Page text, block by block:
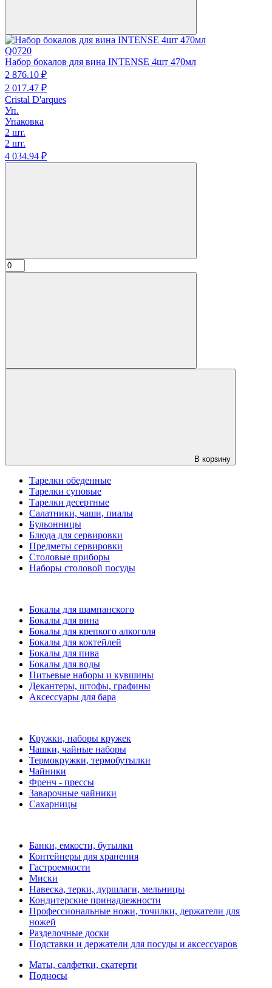
Q0720
Набор бокалов для вина INTENSE 4шт 470мл
2 876.10 ₽
2 017.47 ₽
Cristal D'arques
Уп.
Упаковка
2 шт.
2 шт.
4 034.94 ₽
В корзину
Тарелки обеденные
Тарелки суповые
Тарелки десертные
Салатники, чаши, пиалы
Бульонницы
Блюда для сервировки
Предметы сервировки
Столовые приборы
Наборы столовой посуды
Бокалы для шампанского
Бокалы для вина
Бокалы для крепкого алкоголя
Бокалы для коктейлей
Бокалы для пива
Бокалы для воды
Питьевые наборы и кувшины
Декантеры, штофы, графины
Аксессуары для бара
Кружки, наборы кружек
Чашки, чайные наборы
Термокружки, термобутылки
Чайники
Френч - прессы
Заварочные чайники
Сахарницы
Банки, емкости, бутылки
Контейнеры для хранения
Гастроемкости
Миски
Навеска, терки, дуршлаги, мельницы
Кондитерские принадлежности
Профессиональные ножи, точилки, держатели для
ножей
Разделочные доски
Подставки и держатели для посуды и аксессуаров
Маты, салфетки, скатерти
Подносы